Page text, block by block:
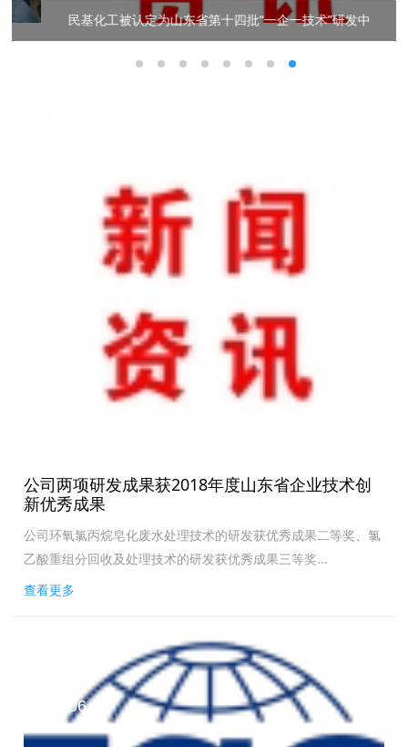
民基化工被认定为山东省第十四批“一企一技术”研发中
公司两项研发成果获2018年度山东省企业技术创
新优秀成果
公司环氧氯丙烷皂化废水处理技术的研发获优秀成果二等奖、氯
乙酸重组分回收及处理技术的研发获优秀成果三等奖...
查看更多
2019.06